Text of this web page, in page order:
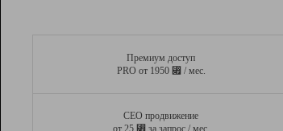
Премиум доступ
PRO от 1950 ⃏ / мес.
СЕО продвижение
от 25 ⃏ за запрос / мес.